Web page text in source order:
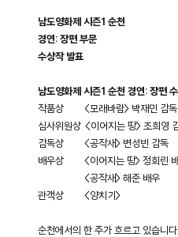
남도영화제 시즌1 순천
경연: 장편 부문
수상작 발표
남도영화제 시즌1 순천 경연: 장편
작품상 <모래바람> 박재민 감독
심사위원상 <이어지는 땅> 조희영
감독상 <공작새> 변성빈 감독
배우상 <이어지는 땅> 정회린
<공작새> 해준 배우
관객상 <양치기>
순천에서의 한 주가 흐르고 있습니